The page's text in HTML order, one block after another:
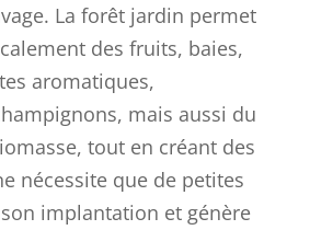
La forêt jardin permet
des fruits, baies,
aromatiques,
mais aussi du
tout en créant des
nécessite que de petites
implantation et génère